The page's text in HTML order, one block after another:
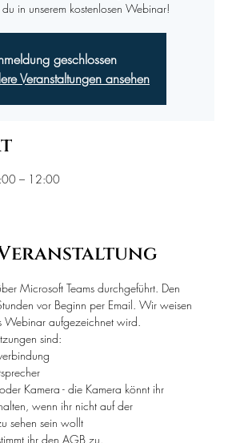
in unserem kostenlosen Webinar!
geschlossen
Veranstaltungen ansehen
– 12:00
Microsoft Teams durchgeführt. Den
vor Beginn per Email. Wir weisen
Webinar aufgezeichnet wird.
sind:
Kamera - die Kamera könnt ihr
wenn ihr nicht auf der
sehen sein wollt
ihr den AGB zu.